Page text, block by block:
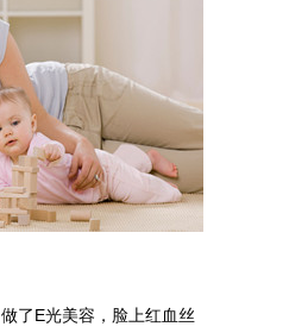
做了E光美容，脸上红血丝